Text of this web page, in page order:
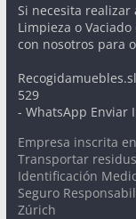
Si necesita
Limpieza o
con nosotros para
529
- WhatsApp Enviar
Empresa inscrita
Transportar
Identificación
Seguro
Zúrich